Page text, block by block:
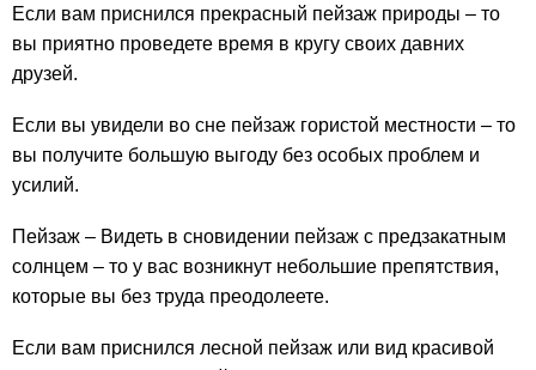
Если вам приснился прекрасный пейзаж природы – то
вы приятно проведете время в кругу своих давних
друзей.
Если вы увидели во сне пейзаж гористой местности – то
вы получите большую выгоду без особых проблем и
усилий.
Пейзаж – Видеть в сновидении пейзаж с предзакатным
солнцем – то у вас возникнут небольшие препятствия,
которые вы без труда преодолеете.
Если вам приснился лесной пейзаж или вид красивой